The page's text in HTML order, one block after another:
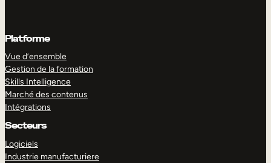
Platforme
Vue d’ensemble
Gestion de la formation
Skills Intelligence
Marché des contenus
Intégrations
Secteurs
Logiciels
Industrie manufacturiere